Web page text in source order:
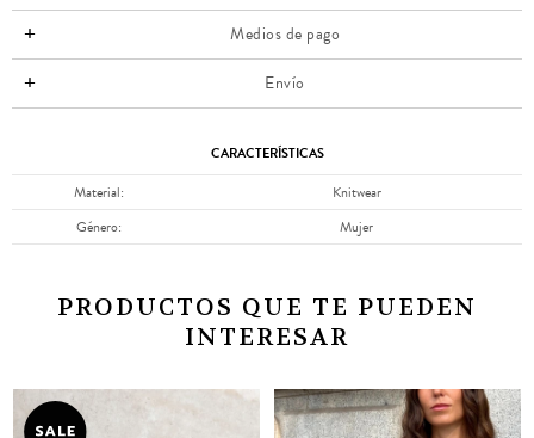
Medios de pago
Envío
CARACTERÍSTICAS
Material
Knitwear
Género
Mujer
PRODUCTOS QUE TE PUEDEN
INTERESAR